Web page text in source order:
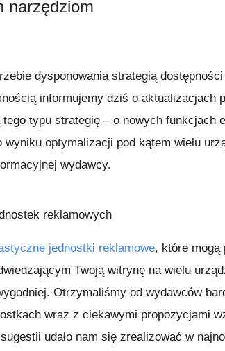
narzędziom
dysponowania strategią
informujemy dziś o aktualizacjach
tego typu strategię – o nowych funkcjach
optymalizacji pod kątem wielu
wydawcy.
reklamowych
jednostki reklamowe, które mogą
Twoją witrynę na wielu
Otrzymaliśmy od wydawców
wraz z ciekawymi propozycjami
udało nam się zrealizować w